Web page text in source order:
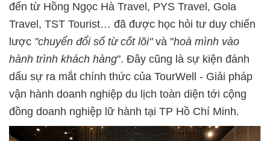
đến từ Hồng Ngọc Hà Travel, PYS Travel, Gola
Travel, TST Tourist… đã được học hỏi tư duy chiến
lược "chuyển đổi số từ cốt lõi"và "hoà mình vào
hành trình khách hàng". Đây cũng là sự kiện đánh
dấu sự ra mắt chính thức của TourWell - Giải pháp
vận hành doanh nghiệp du lịch toàn diện tới cộng
đồng doanh nghiệp lữ hành tại TP Hồ Chí Minh.